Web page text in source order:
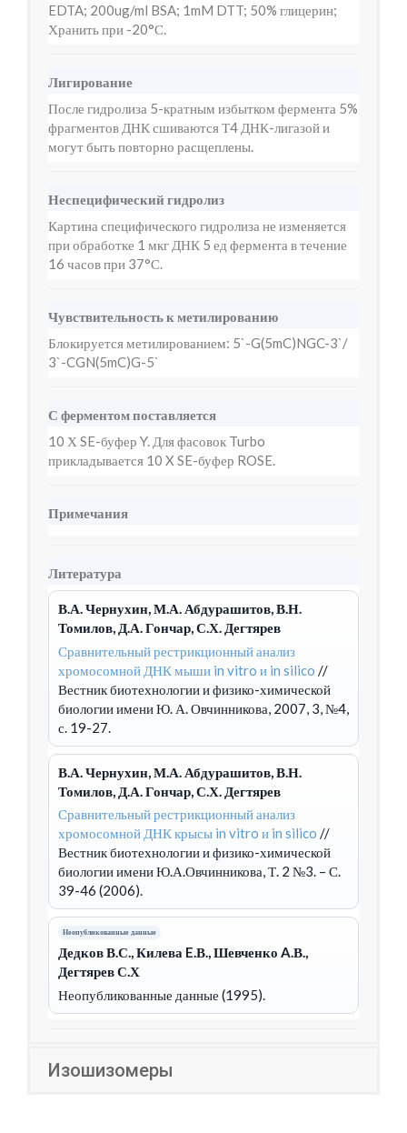
EDTA; 200ug/ml BSA; 1mM DTT; 50% глицерин;
Хранить при -20°С.
Лигирование
После гидролиза 5-кратным избытком фермента 5%
фрагментов ДНК сшиваются Т4 ДНК-лигазой и
могут быть повторно расщеплены.
Неспецифический гидролиз
Картина специфического гидролиза не изменяется
при обработке 1 мкг ДНК 5 ед фермента в течение
16 часов при 37°С.
Чувствительность к метилированию
Блокируется метилированием: 5`-G(5mC)NGC-3`/
3`-CGN(5mC)G-5`
С ферментом поставляется
10 Х SE-буфер Y. Для фасовок Turbo
прикладывается 10 X SE-буфер ROSE.
Примечания
Литература
В.А. Чернухин, М.А. Абдурашитов, В.Н.
Томилов, Д.А. Гончар, С.Х. Дегтярев
Сравнительный рестрикционный анализ
хромосомной ДНК мыши in vitro и in silico //
Вестник биотехнологии и физико-химической
биологии имени Ю. А. Овчинникова, 2007, 3, №4,
с. 19-27.
В.А. Чернухин, М.А. Абдурашитов, В.Н.
Томилов, Д.А. Гончар, С.Х. Дегтярев
Сравнительный рестрикционный анализ
хромосомной ДНК крысы in vitro и in silico //
Вестник биотехнологии и физико-химической
биологии имени Ю.А.Овчинникова, Т. 2 №3. – С.
39-46 (2006).
Неопубликованные данные
Дедков В.С., Килева E.В., Шевченко A.В.,
Дегтярев С.Х
Неопубликованные данные (1995).
Изошизомеры